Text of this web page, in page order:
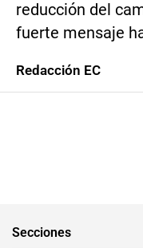
reducción del
fuerte mensaje
Redacción EC
Secciones